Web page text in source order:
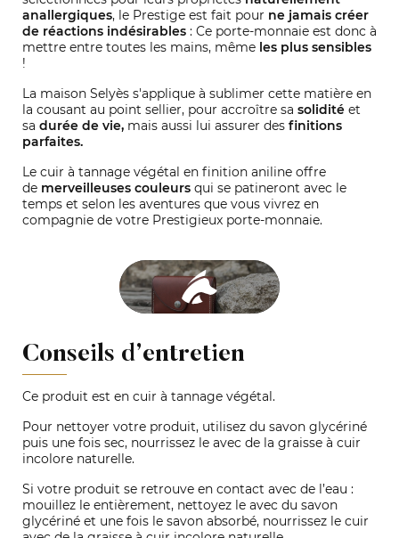
anallergiques, le Prestige est fait pour ne jamais créer
de réactions indésirables : Ce porte-monnaie est donc à
mettre entre toutes les mains, même les plus sensibles
!
La maison Selyès s'applique à sublimer cette matière en
la cousant au point sellier, pour accroître sa solidité et
sa durée de vie, mais aussi lui assurer des finitions
parfaites.
Le cuir à tannage végétal en finition aniline offre
de merveilleuses couleurs qui se patineront avec le
temps et selon les aventures que vous vivrez en
compagnie de votre Prestigieux porte-monnaie.
Conseils d’entretien
Ce produit est en cuir à tannage végétal.
Pour nettoyer votre produit, utilisez du savon glycériné
puis une fois sec, nourrissez le avec de la graisse à cuir
incolore naturelle.
Si votre produit se retrouve en contact avec de l’eau :
mouillez le entièrement, nettoyez le avec du savon
glycériné et une fois le savon absorbé, nourrissez le cuir